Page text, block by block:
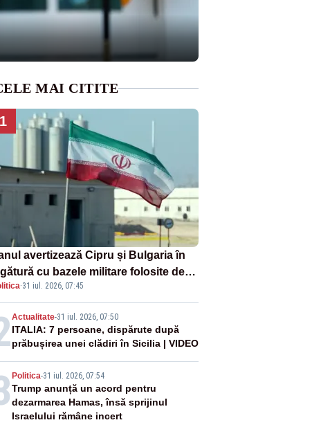
MAI CITITE
1
avertizează Cipru și Bulgaria în
cu bazele militare folosite de
·31 iul. 2026, 07:45
Actualitate-31 iul. 2026, 07:50
ITALIA: 7 persoane, dispărute după
prăbușirea unei clădiri în Sicilia | VIDEO
Politica-31 iul. 2026, 07:54
Trump anunță un acord pentru
dezarmarea Hamas, însă sprijinul
Israelului rămâne incert